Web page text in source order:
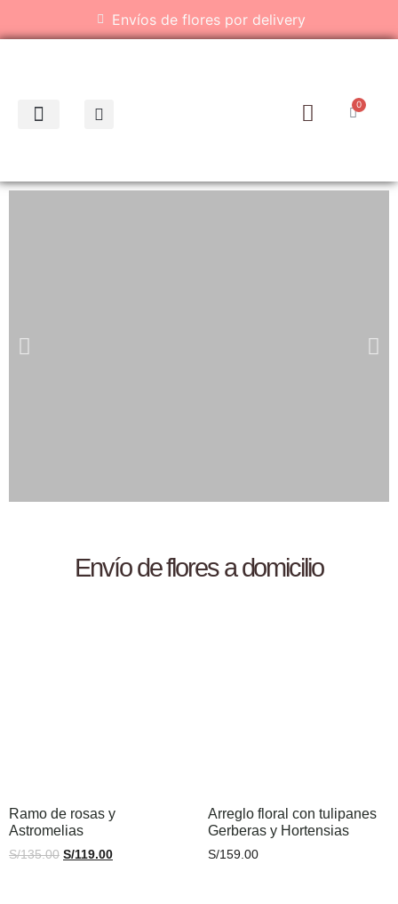
Envíos de flores por delivery
0
Envío de flores a domicilio
Ramo de rosas y
Astromelias
S/135.00 S/119.00
Arreglo floral con tulipanes
Gerberas y Hortensias
S/159.00